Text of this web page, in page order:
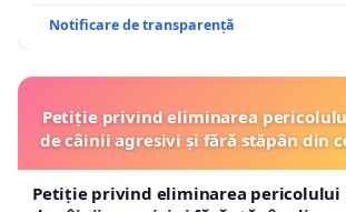
Notificare de transparență
Petiție privind eliminarea
de câinii agresivi și fără stăpân din
Petiție privind eliminarea pericolului